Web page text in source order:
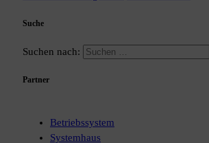
Suche
Suchen nach:
Partner
Betriebssystem
Systemhaus